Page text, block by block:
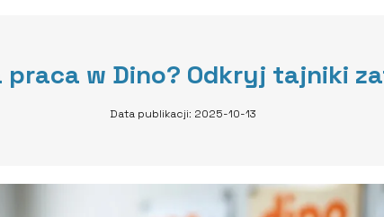
w Dino? Odkryj tajniki
Data publikacji: 2025-10-13